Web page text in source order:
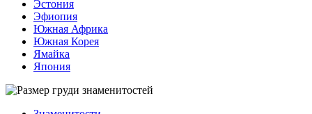
Эстония
Эфиопия
Южная Африка
Южная Корея
Ямайка
Япония